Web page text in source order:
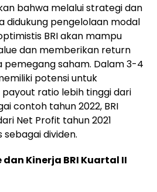
bahwa melalui strategi dan
didukung pengelolaan modal
BRI akan mampu
dan memberikan return
saham. Dalam 3-4
potensi untuk
ratio lebih tinggi dari
contoh tahun 2022, BRI
Net Profit tahun 2021
dividen.
Kinerja BRI Kuartal II